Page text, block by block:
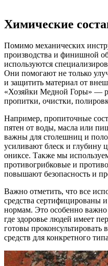
Химические
Помимо механических
производства и финишной
используются
Они помогают не только
и защитить материал от
«Хозяйки Медной Горы» —
пропитки, очистки,
Например, пропиточные
пятен от воды, масла или
важны для столешниц и
усиливают блеск и глубину
ониксе. Также мы
противогрибковые и
повышают безопасность и
Важно отметить, что все
средства сертифицированы
нормам. Это особенно
где здоровье людей имеет
готовы
средств для конкретного